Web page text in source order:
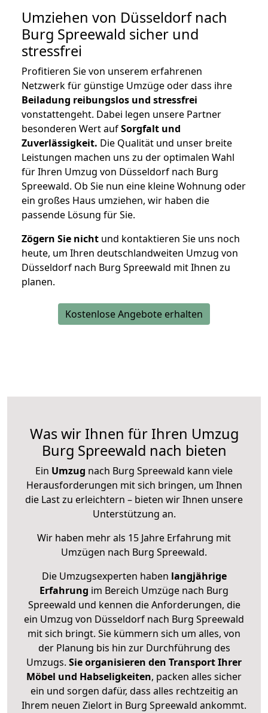
Umziehen von Düsseldorf nach
Burg Spreewald sicher und
stressfrei
Profitieren Sie von unserem erfahrenen
Netzwerk für günstige Umzüge oder dass ihre
Beiladung reibungslos und stressfrei
vonstattengeht. Dabei legen unsere Partner
besonderen Wert aufSorgfalt und
Zuverlässigkeit. Die Qualität und unser breite
Leistungen machen uns zu der optimalen Wahl
für Ihren Umzug von Düsseldorf nach Burg
Spreewald. Ob Sie nun eine kleine Wohnung oder
ein großes Haus umziehen, wir haben die
passende Lösung für Sie.
Zögern Sie nicht und kontaktieren Sie uns noch
heute, um Ihren deutschlandweiten Umzug von
Düsseldorf nach Burg Spreewald mit Ihnen zu
planen.
Kostenlose Angebote erhalten
Was wir Ihnen für Ihren Umzug
Burg Spreewald nach bieten
Ein Umzug nach Burg Spreewald kann viele
Herausforderungen mit sich bringen, um Ihnen
die Last zu erleichtern – bieten wir Ihnen unsere
Unterstützung an.
Wir haben mehr als 15 Jahre Erfahrung mit
Umzügen nach Burg Spreewald.
Die Umzugsexperten haben langjährige
Erfahrung im Bereich Umzüge nach Burg
Spreewald und kennen die Anforderungen, die
ein Umzug von Düsseldorf nach Burg Spreewald
mit sich bringt. Sie kümmern sich um alles, von
der Planung bis hin zur Durchführung des
Umzugs. Sie organisieren den Transport Ihrer
Möbel und Habseligkeiten, packen alles sicher
ein und sorgen dafür, dass alles rechtzeitig an
Ihrem neuen Zielort in Burg Spreewald ankommt.